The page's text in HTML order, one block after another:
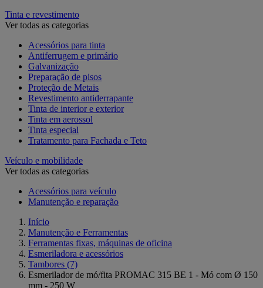
Tinta e revestimento
Ver todas as categorias
Acessórios para tinta
Antiferrugem e primário
Galvanização
Preparação de pisos
Proteção de Metais
Revestimento antiderrapante
Tinta de interior e exterior
Tinta em aerossol
Tinta especial
Tratamento para Fachada e Teto
Veículo e mobilidade
Ver todas as categorias
Acessórios para veículo
Manutenção e reparação
Início
Manutenção e Ferramentas
Ferramentas fixas, máquinas de oficina
Esmeriladora e acessórios
Tambores (7)
Esmerilador de mó/fita PROMAC 315 BE 1 - Mó com Ø 150
mm - 250 W